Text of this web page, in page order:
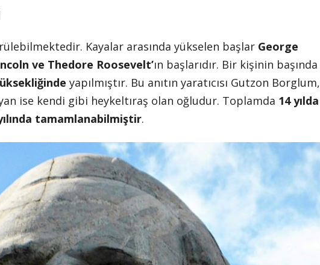
Kayalar arasında yükselen başlar George
ve Thedore Roosevelt’ın başlarıdır. Bir kişinin başında
yapılmıştır. Bu anıtın yaratıcısı Gutzon Borglum,
ise kendi gibi heykeltıraş olan oğludur. Toplamda 14 yılda
tamamlanabilmiştir.